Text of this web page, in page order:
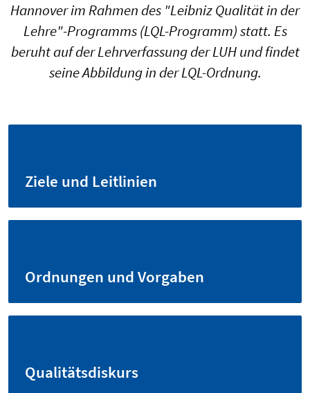
Hannover im Rahmen des "Leibniz Qualität in der
Lehre"-Programms (LQL-Programm) statt. Es
beruht auf der Lehrverfassung der LUH und findet
seine Abbildung in der LQL-Ordnung.
Ziele und Leitlinien
Ordnungen und Vorgaben
Qualitätsdiskurs